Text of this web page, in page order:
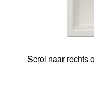
Scrol naar rechts